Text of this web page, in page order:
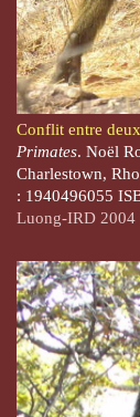
Conflit entre
Primates. Noël
Charlestown,
: 1940496055
Luong-IRD 2004